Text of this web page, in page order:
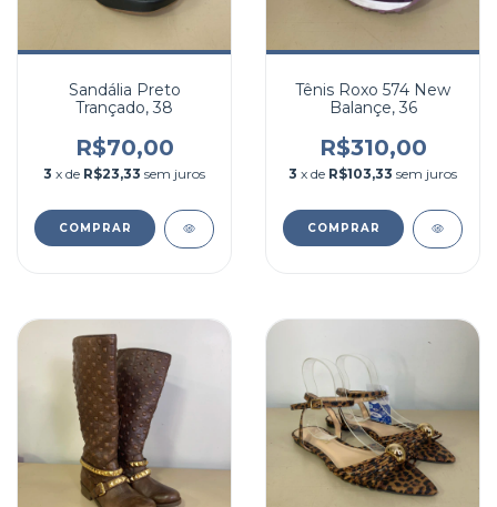
Sandália Preto
Trançado, 38
R$70,00
3 x de R$23,33 sem juros
COMPRAR
Tênis Roxo 574 New
Balançe, 36
R$310,00
3 x de R$103,33 sem juros
COMPRAR